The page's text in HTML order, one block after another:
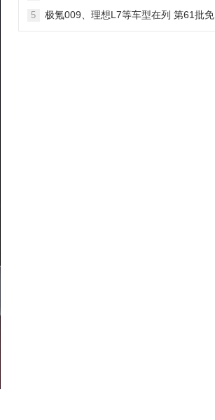
5
极氪009、理想L7等车型在列 第61批免